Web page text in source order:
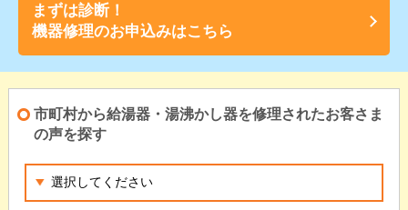
まずは診断！
機器修理のお申込みはこちら
市町村から給湯器・湯沸かし器を修理されたお客さま
の声を探す